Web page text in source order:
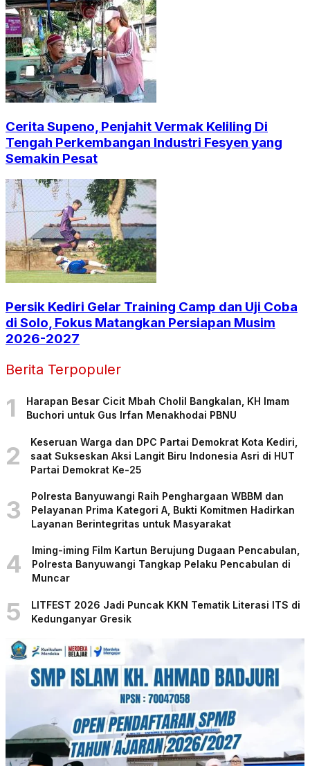
Cerita Supeno, Penjahit Vermak Keliling Di
Tengah Perkembangan Industri Fesyen yang
Semakin Pesat
Persik Kediri Gelar Training Camp dan Uji Coba
di Solo, Fokus Matangkan Persiapan Musim
2026-2027
Berita Terpopuler
1
Harapan Besar Cicit Mbah Cholil Bangkalan, KH Imam
Buchori untuk Gus Irfan Menakhodai PBNU
2
Keseruan Warga dan DPC Partai Demokrat Kota Kediri,
saat Sukseskan Aksi Langit Biru Indonesia Asri di HUT
Partai Demokrat Ke-25
3
Polresta Banyuwangi Raih Penghargaan WBBM dan
Pelayanan Prima Kategori A, Bukti Komitmen Hadirkan
Layanan Berintegritas untuk Masyarakat
4
Iming-iming Film Kartun Berujung Dugaan Pencabulan,
Polresta Banyuwangi Tangkap Pelaku Pencabulan di
Muncar
5
LITFEST 2026 Jadi Puncak KKN Tematik Literasi ITS di
Kedunganyar Gresik